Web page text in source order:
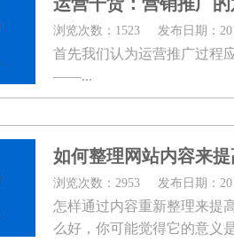
发布日期：
浏览次数：1523
首先我们认为运营推广
——...
如何整理网站内容来
发布日期：
浏览次数：2953
怎样通过内容重新整理来提
么好，你可能觉得它的意义